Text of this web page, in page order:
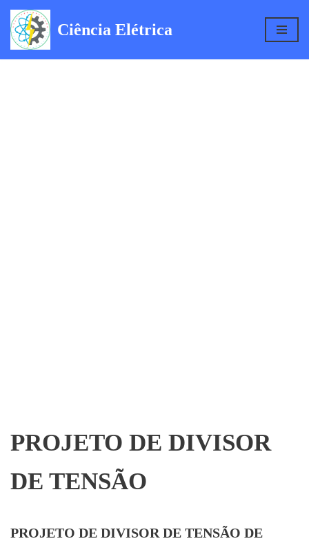
Pular
Ciência Elétrica
PROJETO DE DIVISOR
DE TENSÃO
PROJETO DE DIVISOR DE TENSÃO DE